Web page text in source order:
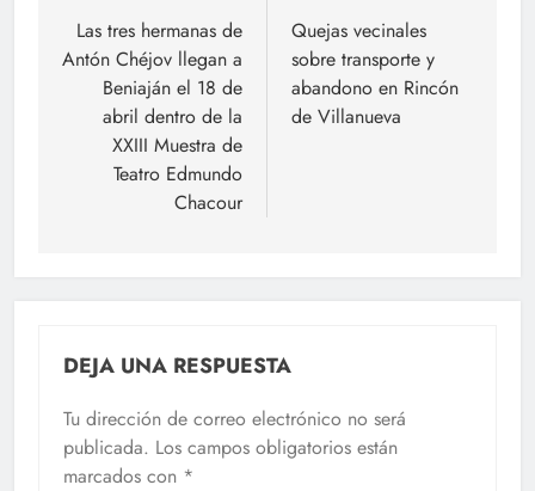
de
entradas
Las tres hermanas de
Antón Chéjov llegan a
Beniaján el 18 de
abril dentro de la
XXIII Muestra de
Teatro Edmundo
Chacour
Quejas vecinales
sobre transporte y
abandono en Rincón
de Villanueva
DEJA UNA RESPUESTA
Tu dirección de correo electrónico no será
publicada. Los campos obligatorios están
marcados con *